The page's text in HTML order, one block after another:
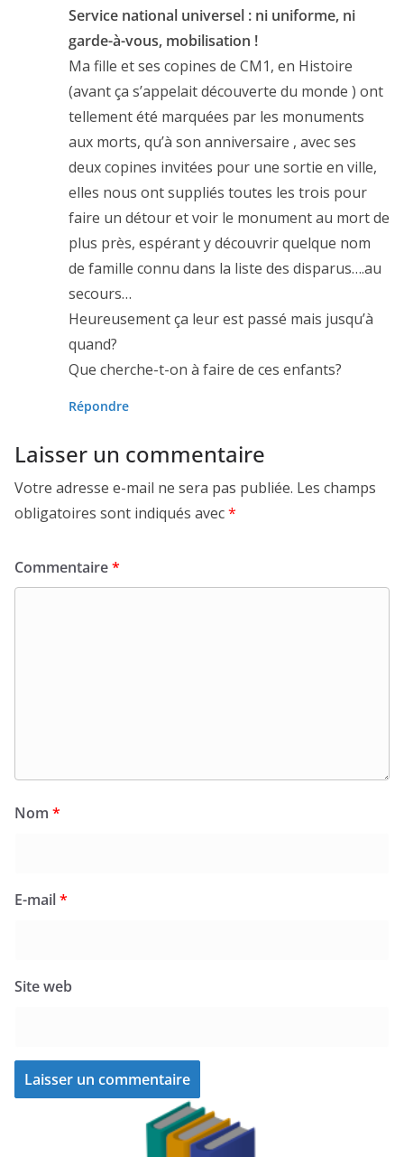
Service national universel : ni uniforme, ni
garde-à-vous, mobilisation !
Ma fille et ses copines de CM1, en Histoire
(avant ça s’appelait découverte du monde ) ont
tellement été marquées par les monuments
aux morts, qu’à son anniversaire , avec ses
deux copines invitées pour une sortie en ville,
elles nous ont suppliés toutes les trois pour
faire un détour et voir le monument au mort de
plus près, espérant y découvrir quelque nom
de famille connu dans la liste des disparus….au
secours…
Heureusement ça leur est passé mais jusqu’à
quand?
Que cherche-t-on à faire de ces enfants?
Répondre
Laisser un commentaire
Votre adresse e-mail ne sera pas publiée. Les champs
obligatoires sont indiqués avec*
Commentaire*
Nom *
E-mail*
Site web